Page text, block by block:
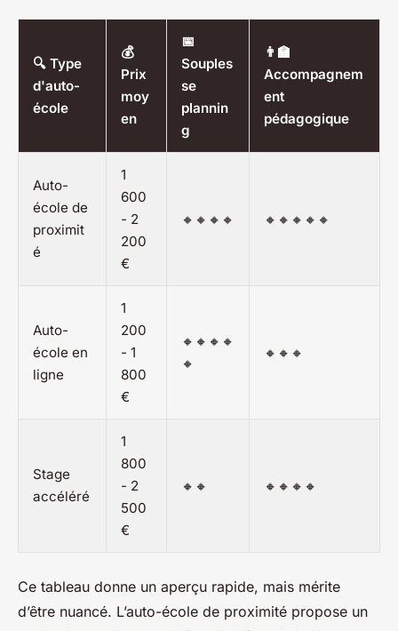
🔍 Type
d'auto-
école
💰
Prix
moy
en
📅
Souples
se
plannin
g
👨‍🏫
Accompagnem
ent
pédagogique
Auto-
école de
proximit
é
1
600
- 2
200
€
🔸🔸🔸🔸 🔸🔸🔸🔸🔸
Auto-
école en
ligne
1
200
- 1
800
€
🔸🔸🔸🔸
🔸
🔸🔸🔸
Stage
accéléré
1
800
- 2
500
€
🔸🔸 🔸🔸🔸🔸
Ce tableau donne un aperçu rapide, mais mérite
d’être nuancé. L’auto-école de proximité propose un